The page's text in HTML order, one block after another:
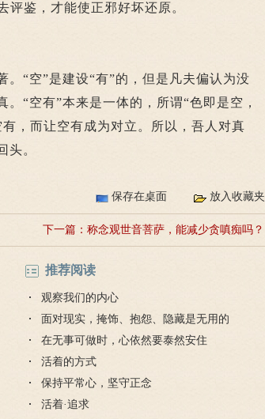
评鉴，才能使正邪好坏还原。
“空”是建设“有”的，但是凡夫偏认为没
“空有”本来是一体的，所谓“色即是空，
，而让空有成为对立。所以，吾人对真
头。
保存在桌面 放入收藏夹
下一篇： 称念观世音菩萨，能减少贪嗔痴吗？
推荐阅读
观察我们的内心
面对现实，掩饰、抱怨、隐藏是无用的
在无事可做时，心依然要泰然安住
活着的方式
保持平常心，坚守正念
活着·追求